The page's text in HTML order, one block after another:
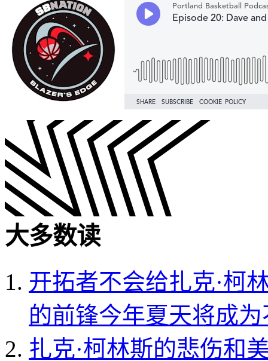
大多数读
开拓者不会给扎克·柯
的前锋今年夏天将成
扎克·柯林斯的悲伤和